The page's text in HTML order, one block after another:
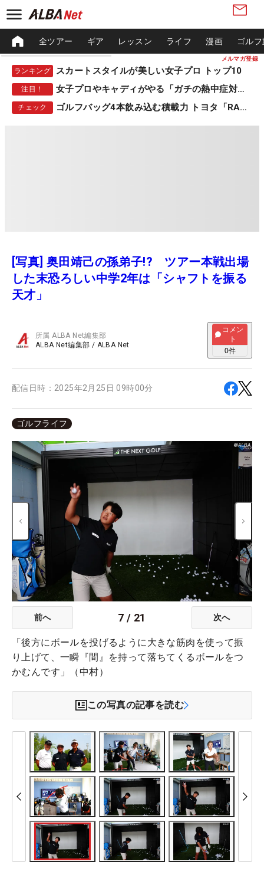
メルマガ登録
全ツアー ギア レッスン ライフ 漫画 ゴル
ランキング スカートスタイルが美しい女子プロ トップ10
注目！ 女子プロやキャディがやる「ガチの熱中症対策」
チェック ゴルフバッグ4本飲み込む積載力 トヨタ「RAV4」
[写真] 奥田靖己の孫弟子!? ツアー本戦出場
した末恐ろしい中学2年は「シャフトを振る
天才」
所属ALBA Net編集部
ALBA Net編集部 / ALBA Net
コメン
ト
0件
配信日時： 2025年2月25日 09時00分
ゴルフライフ
前へ 7 / 21 次へ
「後方にボールを投げるように大きな筋肉を使って振
り上げて、一瞬『間』を持って落ちてくるボールをつ
かむんです」（中村）
この写真の記事を読む